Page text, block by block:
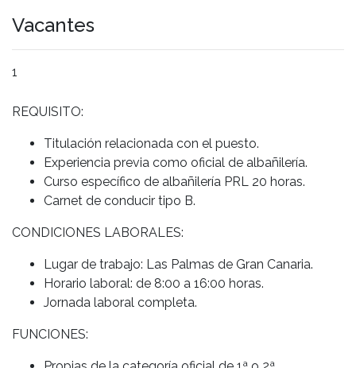
Vacantes
1
REQUISITO:
Titulación relacionada con el puesto.
Experiencia previa como oficial de albañilería.
Curso específico de albañilería PRL 20 horas.
Carnet de conducir tipo B.
CONDICIONES LABORALES:
Lugar de trabajo: Las Palmas de Gran Canaria.
Horario laboral: de 8:00 a 16:00 horas.
Jornada laboral completa.
FUNCIONES: